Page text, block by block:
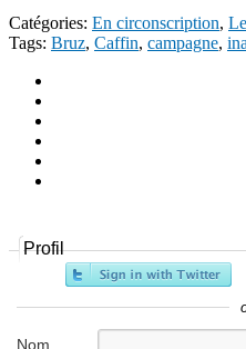
Catégories: En circonscription,
Tags: Bruz, Caffin, campagne,
Profil
Nom